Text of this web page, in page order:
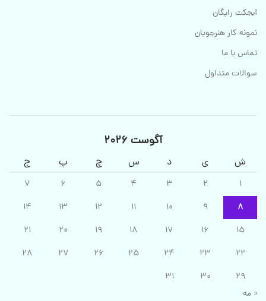
آبجکت رایگان
نمونه کار هنرجویان
تماس با ما
سوالات متداول
آگوست 2026
ش ی د س چ پ ج
1
2
3
4
5
6
7
8
9
10
11
12
13
14
15
16
17
18
19
20
21
22
23
24
25
26
27
28
29
30
31
« مه